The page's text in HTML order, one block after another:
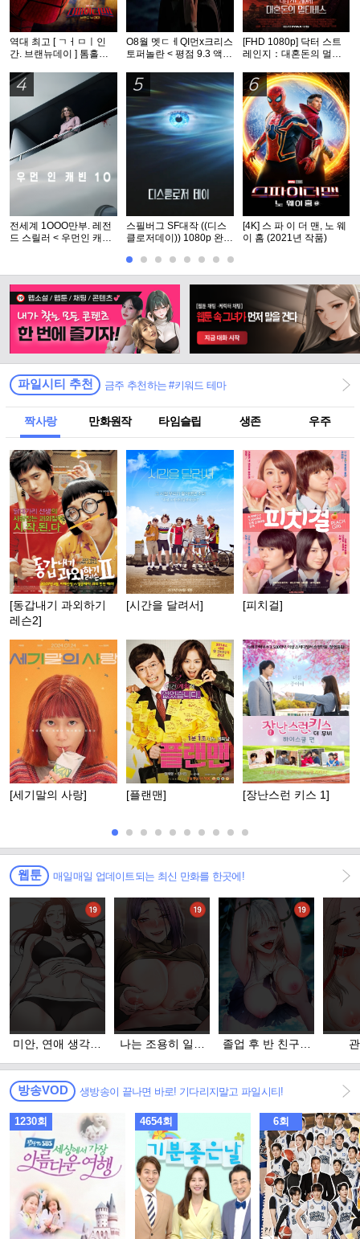
역대 최고 [ ㄱㅓㅁㅣ인
간. 브랜뉴데이 ] 톰홀랜
자막
O8월 멧ㄷㅔQI먼x크리스
토퍼놀란 < 평점 9.3 액션
[FHD 1080p] 닥터 스트
레인지：대혼돈의 멀티
4
전세계 1OOO만부. 레전
드 스릴러 < 우먼인 캐빈
5
스필버그 SF대작 ((디스
클로저데이)) 1080p 완벽
6
[4K] 스 파 이 더 맨, 노 웨
이 홈 (2021년 작품)
파일시티 추천 금주 추천하는 #키워드 테마
짝사랑 만화원작 타임슬립 생존 우주
[동갑내기 과외하기
레슨2]
[시간을 달려서] [피치걸]
[세기말의 사랑] [플랜맨] [장난스런 키스 1]
웹툰 매일매일 업데이트되는 최신 만화를 한곳에!
미안, 연애 생각은
나는 조용히 일하
졸업 후 반 친구들
방송VOD 생방송이 끝나면 바로! 기다리지말고 파일시티!
1230회 4654회 6회